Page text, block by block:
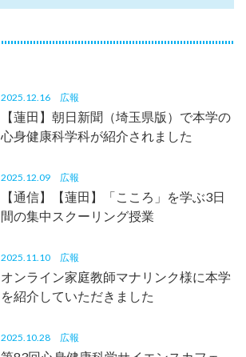
2025.12.16 広報
【蓮田】朝日新聞（埼玉県版）で本学の
心身健康科学科が紹介されました
2025.12.09 広報
【通信】【蓮田】「こころ」を学ぶ3日
間の集中スクーリング授業
2025.11.10 広報
オンライン家庭教師マナリンク様に本学
を紹介していただきました
2025.10.28 広報